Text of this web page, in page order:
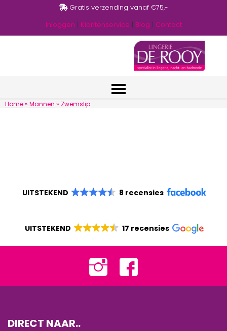
Gratis verzending vanaf €75,-
Inloggen | Klantenservice | Blog | Contact
Home» Mannen » Zwemslip
UITSTEKEND 8 recensies
UITSTEKEND 17 recensies
DIRECT NAAR..